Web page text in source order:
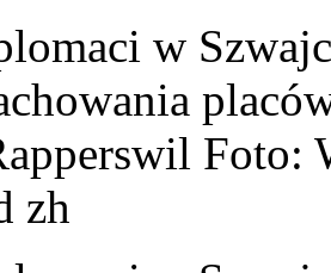
w
Foto:
zh